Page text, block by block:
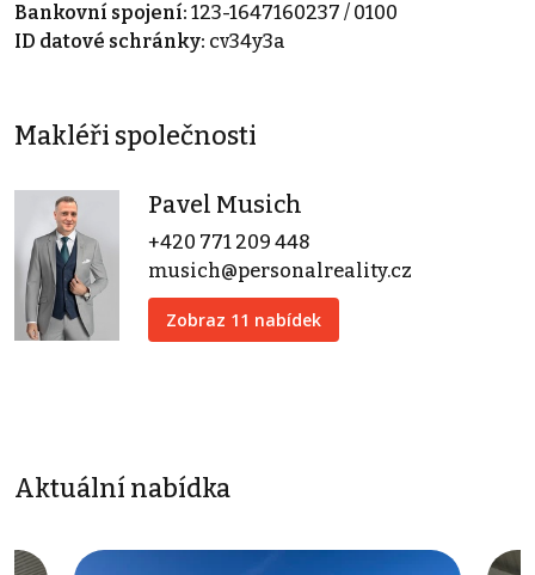
Bankovní spojení: 123-1647160237 / 0100
ID datové schránky: cv34y3a
Makléři společnosti
Pavel Musich
+420 771 209 448
musich@personalreality.cz
Zobraz 11 nabídek
Aktuální nabídka